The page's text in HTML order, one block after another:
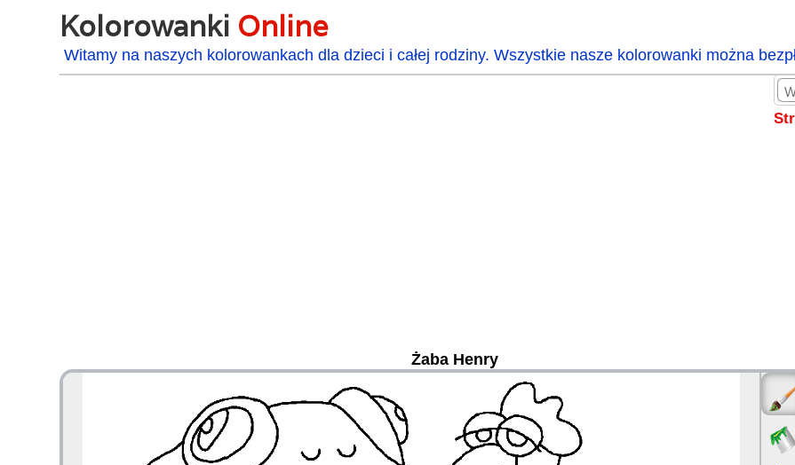
Kolorowanki Online
Witamy na naszych kolorowankach dla dzieci i całej rodziny. Wszystkie nasze kolorowanki można
Żaba Henry